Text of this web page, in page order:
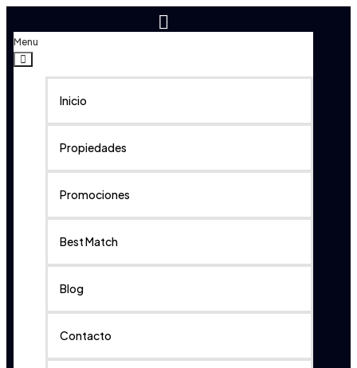
Menu
Inicio
Propiedades
Promociones
Best Match
Blog
Contacto